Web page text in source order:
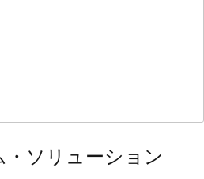
ソリューション